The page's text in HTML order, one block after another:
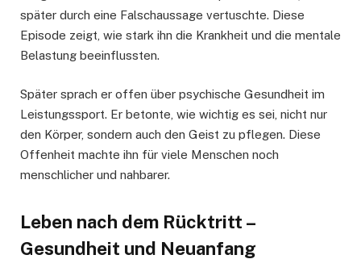
später durch eine Falschaussage vertuschte. Diese
Episode zeigt, wie stark ihn die Krankheit und die mentale
Belastung beeinflussten.
Später sprach er offen über psychische Gesundheit im
Leistungssport. Er betonte, wie wichtig es sei, nicht nur
den Körper, sondern auch den Geist zu pflegen. Diese
Offenheit machte ihn für viele Menschen noch
menschlicher und nahbarer.
Leben nach dem Rücktritt –
Gesundheit und Neuanfang